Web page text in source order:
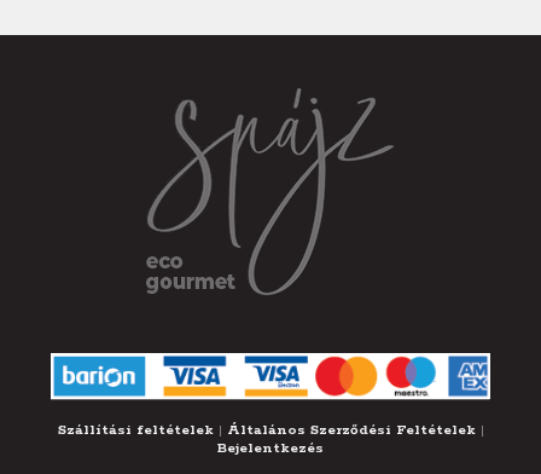
Szállítási feltételek| Általános Szerződési Feltételek|
Bejelentkezés